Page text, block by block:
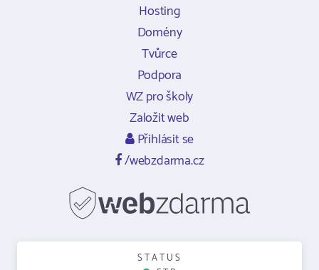
Hosting
Domény
Tvůrce
Podpora
WZ pro školy
Založit web
Přihlásit se
/webzdarma.cz
STATUS